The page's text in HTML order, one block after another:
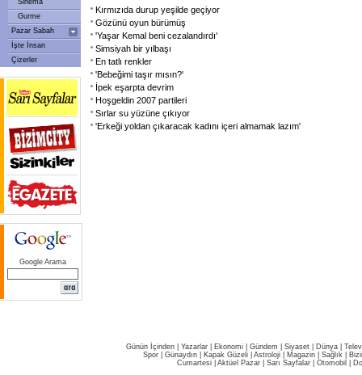
Sinema
Gurme
Pazar Sabah
İşte İnsan
Çizerler
Google Arama
Kırmızıda durup yeşilde geçiyor
Gözünü oyun bürümüş
'Yaşar Kemal beni cezalandırdı'
Simsiyah bir yılbaşı
En tatlı renkler
'Bebeğimi taşır mısın?'
İpek eşarpta devrim
Hoşgeldin 2007 partileri
Sırlar su yüzüne çıkıyor
'Erkeği yoldan çıkaracak kadını içeri almamak lazım'
Günün İçinden Yazarlar Ekonomi Gündem Siyaset Dünya |
Spor
Günaydın Kapak Güzeli Astroloji Magazin Sağlık
Cumartesi| Aktüel Pazar| Sarı Sayfalar| Otomobil